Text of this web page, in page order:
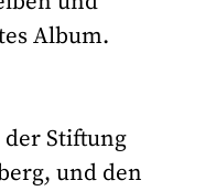
Album.
Stiftung
und den